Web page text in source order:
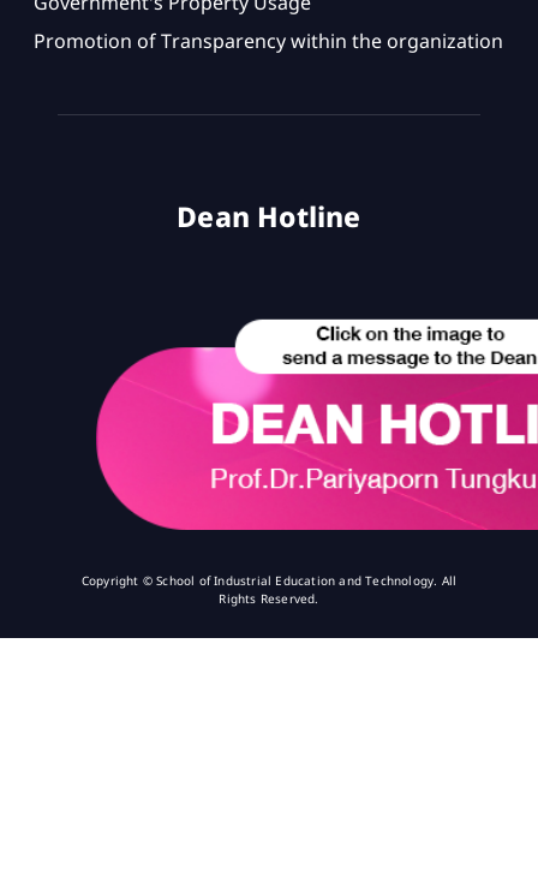
Promotion of Transparency within the organization
Dean Hotline
Copyright © School of Industrial Education and Technology. All
Rights Reserved.